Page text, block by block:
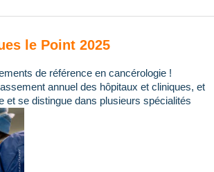
le Point 2025
de référence en cancérologie !
annuel des hôpitaux et cliniques, et
et se distingue dans plusieurs spécialités